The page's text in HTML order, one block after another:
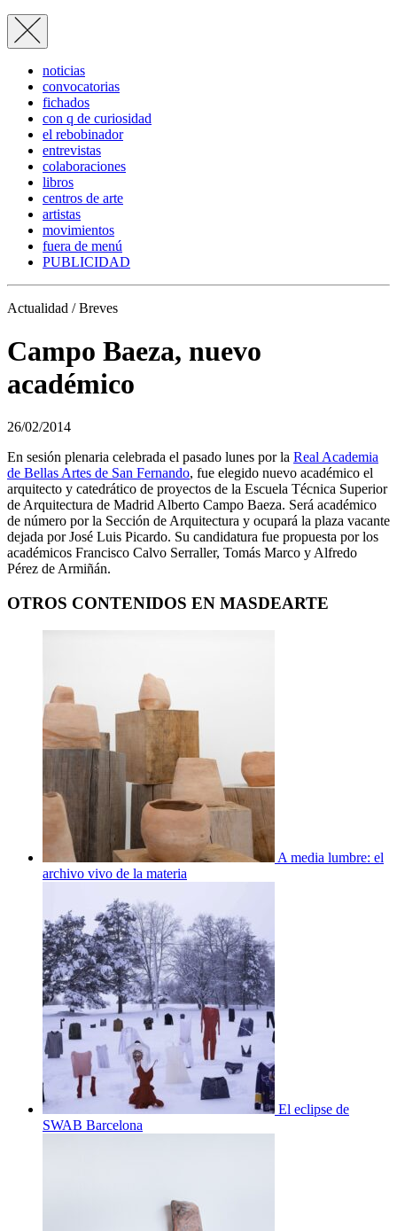
noticias
convocatorias
fichados
con q de curiosidad
el rebobinador
entrevistas
colaboraciones
libros
centros de arte
artistas
movimientos
fuera de menú
PUBLICIDAD
Actualidad / Breves
Campo Baeza, nuevo
académico
26/02/2014
En sesión plenaria celebrada el pasado lunes por la Real Academia
de Bellas Artes de San Fernando, fue elegido nuevo académico el
arquitecto y catedrático de proyectos de la Escuela Técnica Superior
de Arquitectura de Madrid Alberto Campo Baeza. Será académico
de número por la Sección de Arquitectura y ocupará la plaza vacante
dejada por José Luis Picardo. Su candidatura fue propuesta por los
académicos Francisco Calvo Serraller, Tomás Marco y Alfredo
Pérez de Armiñán.
OTROS CONTENIDOS EN MASDEARTE
A media lumbre: el
archivo vivo de la materia
El eclipse de
SWAB Barcelona